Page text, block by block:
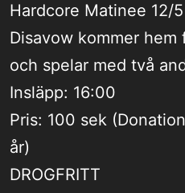
Hardcore Matinee 12/
Disavow kommer
och spelar med två
Insläpp: 16:00
Pris: 100 sek
år)
DROGFRITT